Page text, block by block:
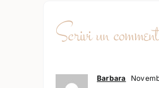
Scrivi un
Barbara